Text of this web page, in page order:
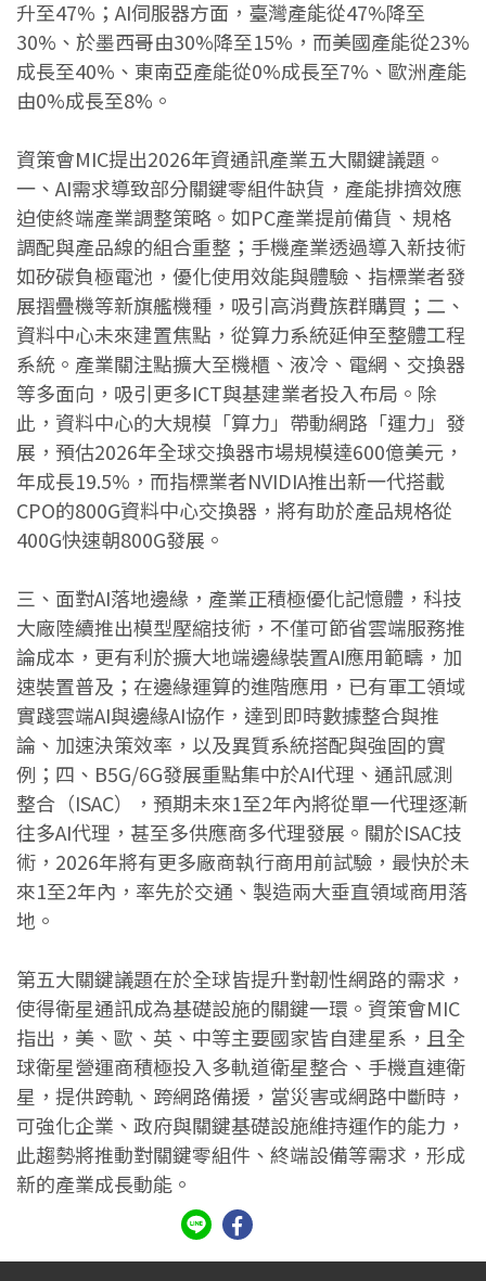
升至47%；AI伺服器方面，臺灣產能從47%降至
30%、於墨西哥由30%降至15%，而美國產能從23%
成長至40%、東南亞產能從0%成長至7%、歐洲產能
由0%成長至8%。
資策會MIC提出2026年資通訊產業五大關鍵議題。
一、AI需求導致部分關鍵零組件缺貨，產能排擠效應
迫使終端產業調整策略。如PC產業提前備貨、規格
調配與產品線的組合重整；手機產業透過導入新技術
如矽碳負極電池，優化使用效能與體驗、指標業者發
展摺疊機等新旗艦機種，吸引高消費族群購買；二、
資料中心未來建置焦點，從算力系統延伸至整體工程
系統。產業關注點擴大至機櫃、液冷、電網、交換器
等多面向，吸引更多ICT與基建業者投入布局。除
此，資料中心的大規模「算力」帶動網路「運力」發
展，預估2026年全球交換器市場規模達600億美元，
年成長19.5%，而指標業者NVIDIA推出新一代搭載
CPO的800G資料中心交換器，將有助於產品規格從
400G快速朝800G發展。
三、面對AI落地邊緣，產業正積極優化記憶體，科技
大廠陸續推出模型壓縮技術，不僅可節省雲端服務推
論成本，更有利於擴大地端邊緣裝置AI應用範疇，加
速裝置普及；在邊緣運算的進階應用，已有軍工領域
實踐雲端AI與邊緣AI協作，達到即時數據整合與推
論、加速決策效率，以及異質系統搭配與強固的實
例；四、B5G/6G發展重點集中於AI代理、通訊感測
整合（ISAC），預期未來1至2年內將從單一代理逐漸
往多AI代理，甚至多供應商多代理發展。關於ISAC技
術，2026年將有更多廠商執行商用前試驗，最快於未
來1至2年內，率先於交通、製造兩大垂直領域商用落
地。
第五大關鍵議題在於全球皆提升對韌性網路的需求，
使得衛星通訊成為基礎設施的關鍵一環。資策會MIC
指出，美、歐、英、中等主要國家皆自建星系，且全
球衛星營運商積極投入多軌道衛星整合、手機直連衛
星，提供跨軌、跨網路備援，當災害或網路中斷時，
可強化企業、政府與關鍵基礎設施維持運作的能力，
此趨勢將推動對關鍵零組件、終端設備等需求，形成
新的產業成長動能。